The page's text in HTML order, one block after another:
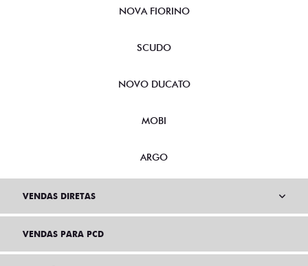
NOVA FIORINO
SCUDO
NOVO DUCATO
MOBI
ARGO
VENDAS DIRETAS
VENDAS PARA PCD